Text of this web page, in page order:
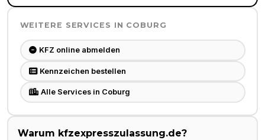
WEITERE SERVICES IN COBURG
KFZ online abmelden
Kennzeichen bestellen
Alle Services in Coburg
Warum kfzexpresszulassung.de?